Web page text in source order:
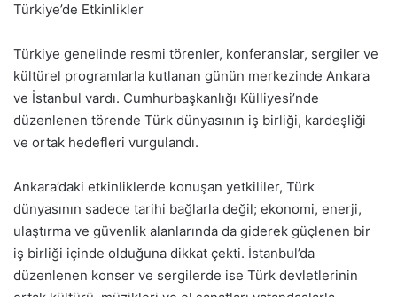
Türkiye’de Etkinlikler
Türkiye genelinde resmi törenler, konferanslar, sergiler ve
kültürel programlarla kutlanan günün merkezinde Ankara
ve İstanbul vardı. Cumhurbaşkanlığı Külliyesi’nde
düzenlenen törende Türk dünyasının iş birliği, kardeşliği
ve ortak hedefleri vurgulandı.
Ankara’daki etkinliklerde konuşan yetkililer, Türk
dünyasının sadece tarihi bağlarla değil; ekonomi, enerji,
ulaştırma ve güvenlik alanlarında da giderek güçlenen bir
iş birliği içinde olduğuna dikkat çekti. İstanbul’da
düzenlenen konser ve sergilerde ise Türk devletlerinin